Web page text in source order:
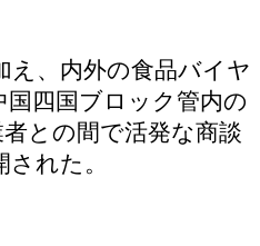
え、内外の食品バイヤ
四国ブロック管内の
との間で活発な商談
れた。